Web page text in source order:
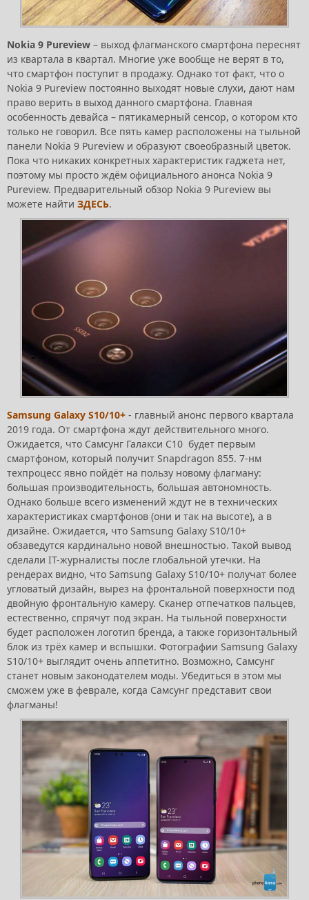
Nokia 9 Pureview – выход флагманского смартфона переснят
из квартала в квартал. Многие уже вообще не верят в то,
что смартфон поступит в продажу. Однако тот факт, что о
Nokia 9 Pureview постоянно выходят новые слухи, дают нам
право верить в выход данного смартфона. Главная
особенность девайса – пятикамерный сенсор, о котором кто
только не говорил. Все пять камер расположены на тыльной
панели Nokia 9 Pureview и образуют своеобразный цветок.
Пока что никаких конкретных характеристик гаджета нет,
поэтому мы просто ждём официального анонса Nokia 9
Pureview. Предварительный обзор Nokia 9 Pureview вы
можете найти ЗДЕСЬ.
Samsung Galaxy S10/10+ - главный анонс первого квартала
2019 года. От смартфона ждут действительного много.
Ожидается, что Самсунг Галакси С10 будет первым
смартфоном, который получит Snapdragon 855. 7-нм
техпроцесс явно пойдёт на пользу новому флагману:
большая производительность, большая автономность.
Однако больше всего изменений ждут не в технических
характеристиках смартфонов (они и так на высоте), а в
дизайне. Ожидается, что Samsung Galaxy S10/10+
обзаведутся кардинально новой внешностью. Такой вывод
сделали IT-журналисты после глобальной утечки. На
рендерах видно, что Samsung Galaxy S10/10+ получат более
угловатый дизайн, вырез на фронтальной поверхности под
двойную фронтальную камеру. Сканер отпечатков пальцев,
естественно, спрячут под экран. На тыльной поверхности
будет расположен логотип бренда, а также горизонтальный
блок из трёх камер и вспышки. Фотографии Samsung Galaxy
S10/10+ выглядит очень аппетитно. Возможно, Самсунг
станет новым законодателем моды. Убедиться в этом мы
сможем уже в феврале, когда Самсунг представит свои
флагманы!